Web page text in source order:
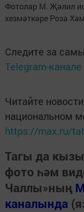
Фотолар М. Җәлил
хезмәткәре Роза
Следите за
Telegram-канале
Читайте
национальном
https://max.ru/
Тагы да
фото һәм
Чаллы»ның
каналында